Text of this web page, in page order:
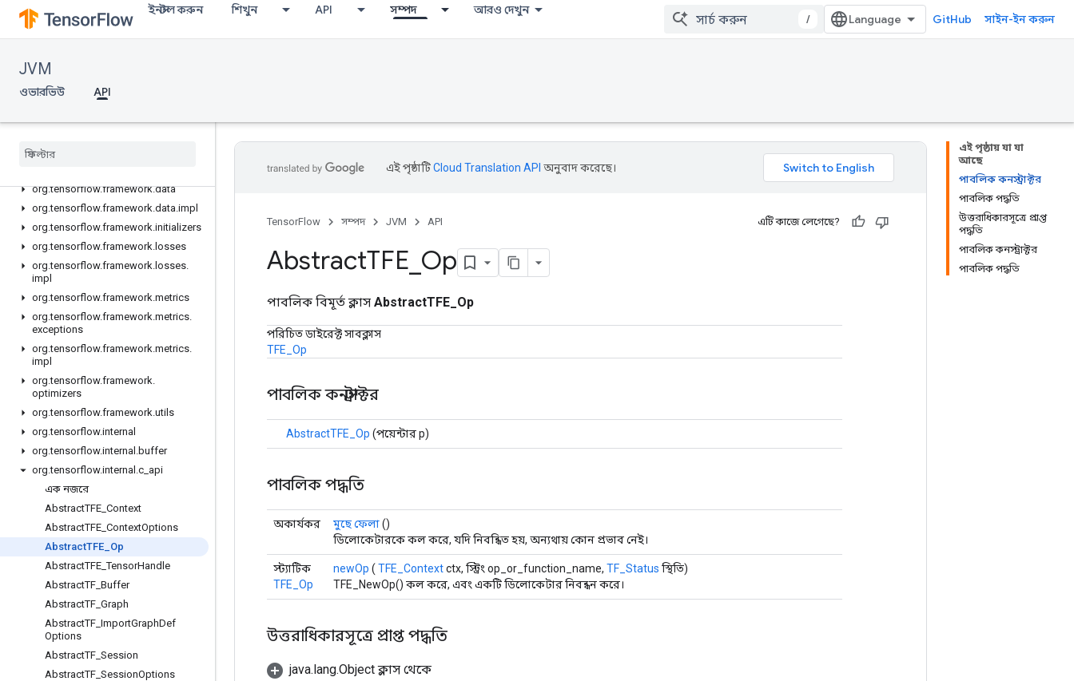
ইনস্টল করুন শিখুন API সম্পদ আরও দেখুন
/ GitHub সাইন-ইন করুন
JVM
ওভারভিউ API
এক নজরে
org.tensorflow
org.tensorflow.framework.
org.tensorflow
org.tensorflow.framework.data
org.tensorflow.framework.data.impl
org.tensorflow.framework.initializers
org.tensorflow.framework. losses
org.tensorflow.framework. losses.
impl
org.tensorflow.framework.metrics
org.tensorflow.framework.metrics.
exceptions
org.tensorflow.framework.metrics.
impl
org.tensorflow.framework.
optimizers
org.tensorflow.framework.utils
org.tensorflow.internal
org.tensorflow.internal .buffer
org.tensorflow.internal .c api
এক নজরে
AbstractTFE Context
AbstractTFE ContextOptions
AbstractTFE Op
AbstractTFE _TensorHandle
AbstractTF Buffer
AbstractTF Graph
AbstractTF ImportGraphDef
Options
AbstractTF Session
AbstractTF SessionOptions
এই পৃষ্ঠায় যা যা
আছে
পাবলিক কনস্ট্রাক্টর
পাবলিক পদ্ধতি
উত্তরাধিকারসূত্রে প্রাপ্ত
পদ্ধতি
পাবলিক কনস্ট্রাক্টর
পাবলিক পদ্ধতি
এই পৃষ্ঠাটিCloud Translation API অনুবাদ করেছে।
TensorFlow সম্পদ JVM API এটি কাজে লেগেছে?
AbstractTFE Op
পাবলিক বিমূর্ত ক্লাস AbstractTFE_Op
পরিচিত ডাইরেক্ট সাবক্লাস
TFE_Op
পাবলিক কনস্ট্রাক্টর
AbstractTFE_Op (পয়েন্টার p)
পাবলিক পদ্ধতি
অকার্যকর মুছে ফেলা()
ডিলোকেটারকে কল করে, যদি নিবন্ধিত হয়, অন্যথায় কোন প্রভাব নেই।
স্ট্যাটিক
TFE_Op
newOp ( TFE_Contextctx, স্ট্রিং op_or_function_name, TF_Status স্থিতি)
TFE_NewOp() কল করে, এবং একটি ডিলোকেটার নিবন্ধন করে।
উত্তরাধিকারসূত্রে প্রাপ্ত পদ্ধতি
java.lang.Object ক্লাস থেকে